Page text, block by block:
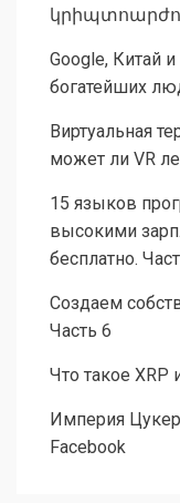
Google, Китай
богатейших
Виртуальная
может ли VR
15 языков
высокими
бесплатно.
Создаем
Часть 6
Что такое XRP
Империя
Facebook